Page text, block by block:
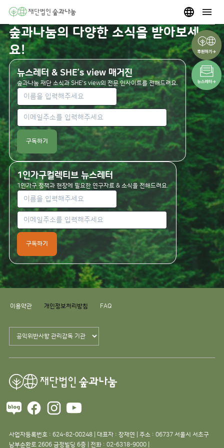
숲과나눔의 다양한 소식을 받아보세
요!
뉴스레터 & SHE’s view 매거진
숲과나눔 재단 소식과 SHE's view의 전문 인사이트를 전해드려요.
구독하기
1인가구컬렉티브 뉴스레터
1인가구 정책과 현장에 필요한 연구자료 & 소식을 전해드려요.
구독하기
이용약관 개인정보처리방침 FAQ
사업자등록번호 : 624-82-00248 | 대표자 : 장재연 | 주소 : 06737 서울시 서초구
남부순환로 2606 금정빌딩 6층 | 전화 : 02-6318-9000 |